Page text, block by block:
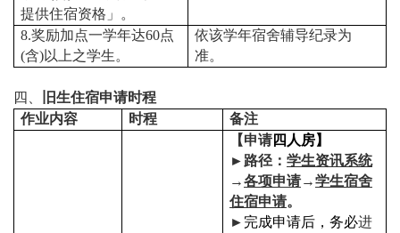
提供住宿资格」。
8.奖励加点一学年达60点
(含)以上之学生。
依该学年宿舍辅导纪录为
准。
四、
旧生住宿申请时程
作业内容
时程 备注
【申请四人房】
► 路径： 学生资讯系统
→各项申请→学生宿舍
住宿申请。
► 完成申请后，务必进